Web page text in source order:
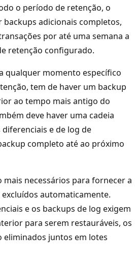
o período de retenção, o
backups adicionais completos,
por até uma semana a
retenção configurado.
qualquer momento específico
tem de haver um backup
ao tempo mais antigo do
deve haver uma cadeia
e de log de
completo até ao próximo
mais necessários para fornecer a
automaticamente.
e os backups de log exigem
para serem restauráveis, os
eliminados juntos em lotes